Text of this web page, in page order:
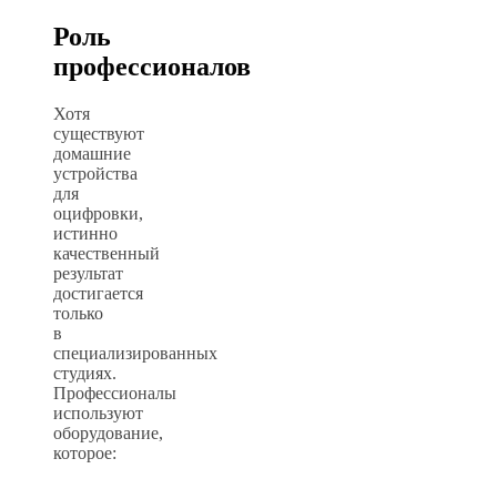
Роль
профессионалов
Хотя
существуют
домашние
устройства
для
оцифровки,
истинно
качественный
результат
достигается
только
в
специализированных
студиях.
Профессионалы
используют
оборудование,
которое: